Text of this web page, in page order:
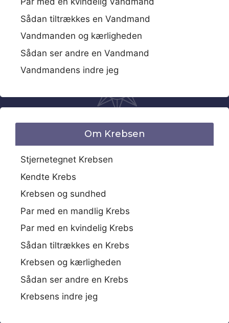
Sådan tiltrækkes en Vandmand
Vandmanden og kærligheden
Sådan ser andre en Vandmand
Vandmandens indre jeg
Om Krebsen
Stjernetegnet Krebsen
Kendte Krebs
Krebsen og sundhed
Par med en mandlig Krebs
Par med en kvindelig Krebs
Sådan tiltrækkes en Krebs
Krebsen og kærligheden
Sådan ser andre en Krebs
Krebsens indre jeg